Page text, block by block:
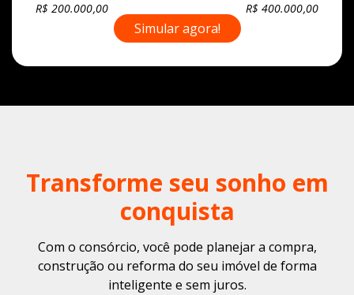
R$ 200.000,00 R$ 400.000,00
Simular agora!
Transforme seu sonho em
conquista
Com o consórcio, você pode planejar a compra,
construção ou reforma do seu imóvel de forma
inteligente e sem juros.